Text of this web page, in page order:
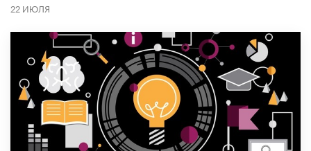
22 ИЮЛЯ